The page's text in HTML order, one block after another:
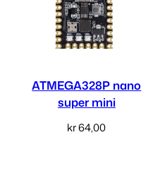
ATMEGA328P nano
super mini
kr64,00